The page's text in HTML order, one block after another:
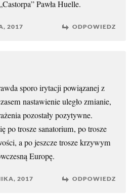
Pawła Huelle.
2017 ODPOWIEDZ
sporo irytacji powiązanej z
nastawienie uległo zmianie,
pozostały pozytywne.
po trosze sanatorium, po trosze
a po jeszcze trosze krzywym
Europę.
2017 ODPOWIEDZ